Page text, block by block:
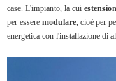
case. L'impianto, la cui
per essere modulare, cioè per
energetica con l'installazione di